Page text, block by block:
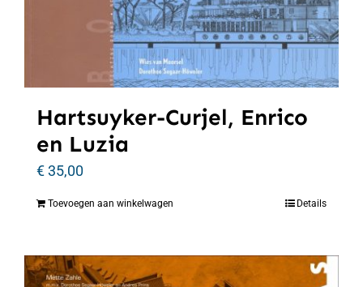
Hartsuyker-Curjel, Enrico
en Luzia
€35,00
Toevoegen aan winkelwagen Details